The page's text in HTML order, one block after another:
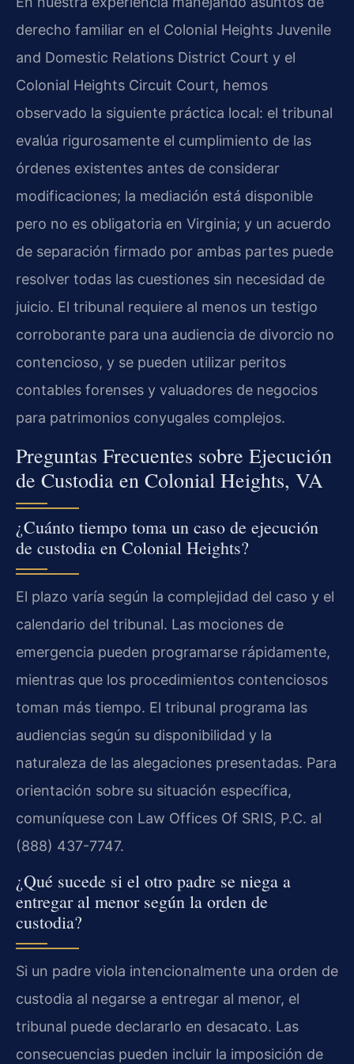
derecho familiar en el Colonial Heights Juvenile
and Domestic Relations District Court y el
Colonial Heights Circuit Court, hemos
observado la siguiente práctica local: el tribunal
evalúa rigurosamente el cumplimiento de las
órdenes existentes antes de considerar
modificaciones; la mediación está disponible
pero no es obligatoria en Virginia; y un acuerdo
de separación firmado por ambas partes puede
resolver todas las cuestiones sin necesidad de
juicio. El tribunal requiere al menos un testigo
corroborante para una audiencia de divorcio no
contencioso, y se pueden utilizar peritos
contables forenses y valuadores de negocios
para patrimonios conyugales complejos.
Preguntas Frecuentes sobre Ejecución
de Custodia en Colonial Heights, VA
¿Cuánto tiempo toma un caso de ejecución
de custodia en Colonial Heights?
El plazo varía según la complejidad del caso y el
calendario del tribunal. Las mociones de
emergencia pueden programarse rápidamente,
mientras que los procedimientos contenciosos
toman más tiempo. El tribunal programa las
audiencias según su disponibilidad y la
naturaleza de las alegaciones presentadas. Para
orientación sobre su situación específica,
comuníquese con Law Offices Of SRIS, P.C. al
(888) 437-7747.
¿Qué sucede si el otro padre se niega a
entregar al menor según la orden de
custodia?
Si un padre viola intencionalmente una orden de
custodia al negarse a entregar al menor, el
tribunal puede declararlo en desacato. Las
consecuencias pueden incluir la imposición de